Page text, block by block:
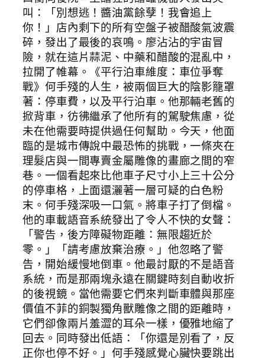
叫：「別想逃！醬油黨餘孽！我會追上
你！」店內剩下的所有空盤子被醋酸氣波震
碎，發出了最後的哀鳴。廖沾沾的宇宙冒
險，就在這片蒜泥、中藥和醋酸的混亂中，
拉開了帷幕。《平行泊車維度：車位爭奪
戰》何手殘的人生，被兩個巨大的陰影籠罩
著：停車費，以及平行泊車。他那輛老舊的
掀背車，彷彿繼承了他所有的駕駛焦慮，從
未在他需要時提供過任何幫助。今天，他面
臨的是城市傳說中最恐怖的挑戰，一條夾在
理髮店與一間專賣金屬雕像的畫廊之間的窄
巷。一個看起來比他車子尺寸小上三十公分
的停車格，上面還灑著一層可疑的白色粉
末。何手殘深吸一口氣。將車子打了倒檔。
他的車載語音系統發出了令人不快的女聲：
「警告，後方障礙物距離：無限趨近於
零。」「請考慮放棄治療。」他忽略了警
告，開始緩慢地倒車。他最討厭的不是語音
系統，而是那兩塊永遠在關鍵時刻自動收折
的後視鏡。當他需要它們來判斷車體與那座
價值不菲的銅製獨角獸雕像之間的距離時，
它們卻像兩片羞澀的耳朵一樣，優雅地縮了
回去。同時發出低語：「你還是別看了，反
正你也停不好。」何手殘感覺心臟快要跳出